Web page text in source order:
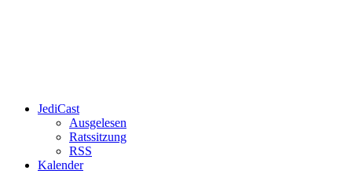
JediCast
Ausgelesen
Ratssitzung
RSS
Kalender